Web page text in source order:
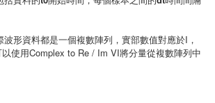
形資料都是一個複數陣列，實部數值對應於I，
使用Complex to Re / Im VI將分量從複數陣列中